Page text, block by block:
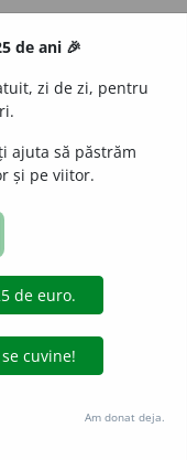
a renunța.
dexonline.ro)
de extragere automată
oferite oficial spre utilizare
Hosterion
de ani 🎉
zi de zi, pentru
ajuta să păstrăm
și pe viitor.
Am donat deja.